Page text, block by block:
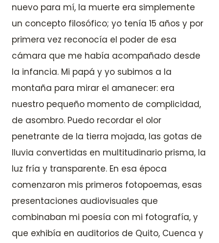
nuevo para mí, la muerte era simplemente
un concepto filosófico; yo tenía 15 años y por
primera vez reconocía el poder de esa
cámara que me había acompañado desde
la infancia. Mi papá y yo subimos a la
montaña para mirar el amanecer: era
nuestro pequeño momento de complicidad,
de asombro. Puedo recordar el olor
penetrante de la tierra mojada, las gotas de
lluvia convertidas en multitudinario prisma, la
luz fría y transparente. En esa época
comenzaron mis primeros fotopoemas, esas
presentaciones audiovisuales que
combinaban mi poesía con mi fotografía, y
que exhibía en auditorios de Quito, Cuenca y